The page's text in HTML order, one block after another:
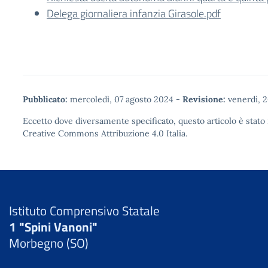
Delega giornaliera infanzia Girasole.pdf
Pubblicato: mercoledì, 07 agosto 2024 - Revisione: venerdì,
Eccetto dove diversamente specificato, questo articolo è
Creative Commons Attribuzione 4.0 Italia.
Istituto Comprensivo Statale
1 "Spini Vanoni"
Morbegno (SO)